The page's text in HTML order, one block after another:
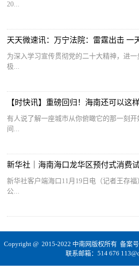
20...
天天微速讯：万宁法院：雷霆出击 一
为深入学习宣传贯彻党的二十大精神，进
极...
【时快讯】重磅回归！海南还可以这
有人说了解一座城市从你俯瞰它的那一刻
间...
新华社客户端海口11月19日电（记者王存
公...
Copyright @ 2015-2022 中南网版权所有 备案号
联系邮箱：514 676